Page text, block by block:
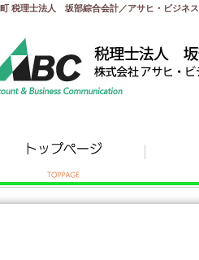
税理士法人 坂部綜合会計／アサヒ・ビジネ